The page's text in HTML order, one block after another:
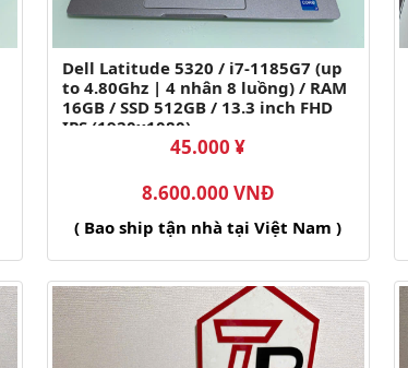
Dell Latitude 5320 / i7-1185G7 (up
to 4.80Ghz | 4 nhân 8 luồng) / RAM
16GB / SSD 512GB / 13.3 inch FHD
IPS (1920x1080)
45.000 ¥
8.600.000 VNĐ
( Bao ship tận nhà tại Việt Nam )